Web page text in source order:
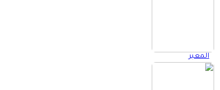
المعبر